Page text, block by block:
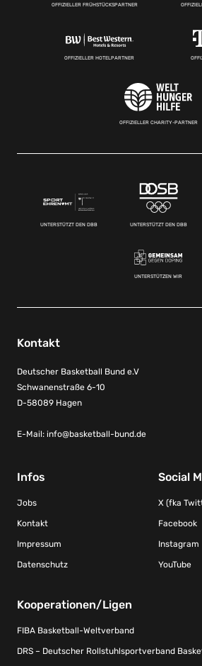
OFFIZIELLER FRÜHSTÜCKSPARTNER
OFFIZIELLER HOTELPARTNER
OFFIZIELLER CHARITY-PARTNER
UNTERSTÜTZT DEN DBB UNTERSTÜTZT DEN DBB
UNTERSTÜTZEN WIR
Kontakt
Deutscher Basketball Bund e.V
Schwanenstraße 6-10
D-58089 Hagen
E-Mail: info@basketball-bund.de
Infos
Jobs
Kontakt
Impressum
Datenschutz
Social
X (fka
Facebook
Instagram
YouTube
Kooperationen/Ligen
FIBA Basketball-Weltverband
DRS – Deutscher Rollstuhlsportverband